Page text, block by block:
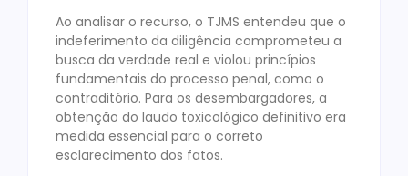
Ao analisar o recurso, o TJMS entendeu que o
indeferimento da diligência comprometeu a
busca da verdade real e violou princípios
fundamentais do processo penal, como o
contraditório. Para os desembargadores, a
obtenção do laudo toxicológico definitivo era
medida essencial para o correto
esclarecimento dos fatos.